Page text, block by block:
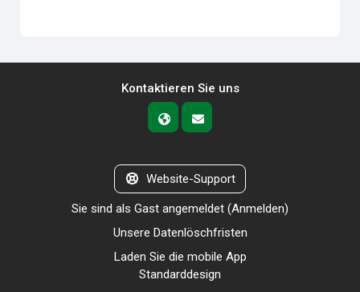
Kontaktieren Sie uns
Website-Support
Sie sind als Gast angemeldet (Anmelden)
Unsere Datenlöschfristen
Laden Sie die mobile App
Standarddesign